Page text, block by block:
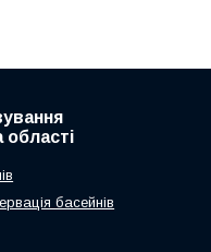
області
басейнів